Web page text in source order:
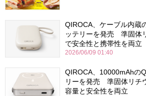
QIROCA、ケーブル内蔵
ッテリーを発売 準固体
で安全性と携帯性を両立
2026/06/09 01:40
QIROCA、10000mAhの
リーを発売 準固体リチ
容量と安全性を両立